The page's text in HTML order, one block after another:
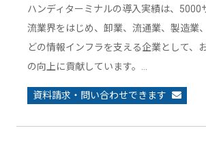
ハンディターミナルの導入実績は、5000
流業界をはじめ、卸業、流通業、製造業
どの情報インフラを支える企業として、
の向上に貢献しています。…
資料請求・問い合わせできます